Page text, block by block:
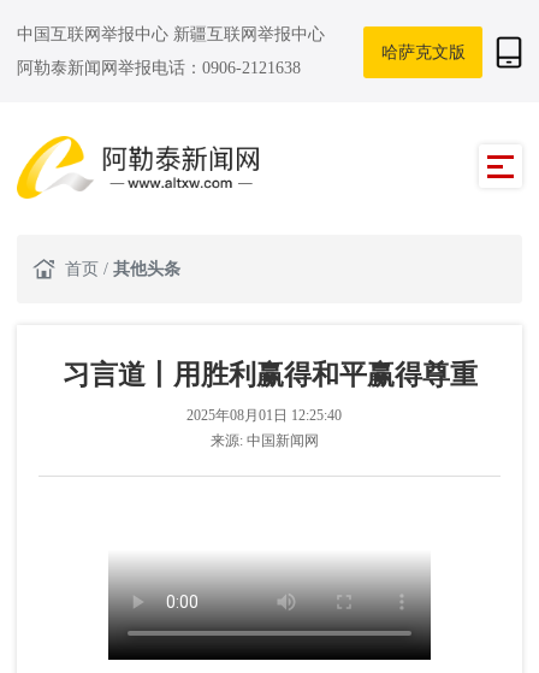
中国互联网举报中心 新疆互联网举报中心
阿勒泰新闻网举报电话：0906-2121638
哈萨克文版
首页 / 其他头条
习言道丨用胜利赢得和平赢得尊重
2025年08月01日 12:25:40
来源: 中国新闻网